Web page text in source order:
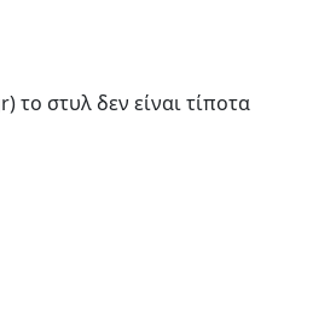
στυλ δεν είναι τίποτα